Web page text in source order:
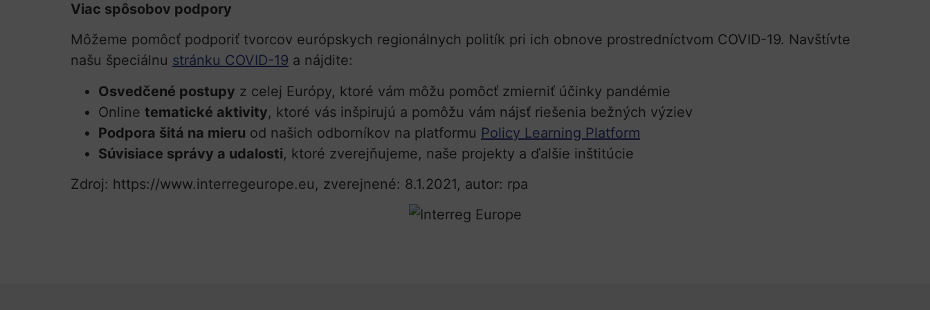
Viac spôsobov podpory
Môžeme pomôcť podporiť tvorcov európskych regionálnych politík pri ich obnove prostredníctvom COVID-19. Navštívte
našu špeciálnu stránku COVID-19 a nájdite:
Osvedčené postupy z celej Európy, ktoré vám môžu pomôcť zmierniť účinky pandémie
Online tematické aktivity, ktoré vás inšpirujú a pomôžu vám nájsť riešenia bežných výziev
Podpora šitá na mieru od našich odborníkov na platformu Policy Learning Platform
Súvisiace správy a udalosti, ktoré zverejňujeme, naše projekty a ďalšie inštitúcie
Zdroj: https://www.interregeurope.eu, zverejnené: 8.1.2021, autor: rpa